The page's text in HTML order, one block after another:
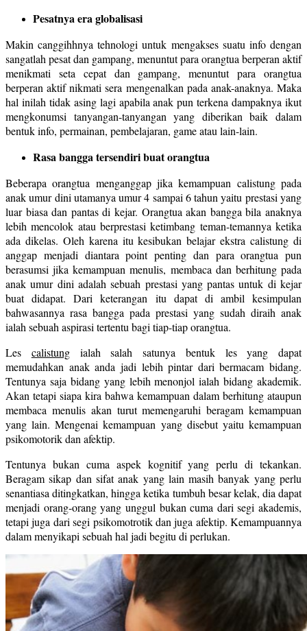
Pesatnya era globalisasi
Makin canggihhnya tehnologi untuk mengakses suatu info dengan
sangatlah pesat dan gampang, menuntut para orangtua berperan aktif
menikmati seta cepat dan gampang, menuntut para orangtua
berperan aktif nikmati sera mengenalkan pada anak-anaknya. Maka
hal inilah tidak asing lagi apabila anak pun terkena dampaknya ikut
mengkonumsi tanyangan-tanyangan yang diberikan baik dalam
bentuk info, permainan, pembelajaran, game atau lain-lain.
Rasa bangga tersendiri buat orangtua
Beberapa orangtua menganggap jika kemampuan calistung pada
anak umur dini utamanya umur 4 sampai 6 tahun yaitu prestasi yang
luar biasa dan pantas di kejar. Orangtua akan bangga bila anaknya
lebih mencolok atau berprestasi ketimbang teman-temannya ketika
ada dikelas. Oleh karena itu kesibukan belajar ekstra calistung di
anggap menjadi diantara point penting dan para orangtua pun
berasumsi jika kemampuan menulis, membaca dan berhitung pada
anak umur dini adalah sebuah prestasi yang pantas untuk di kejar
buat didapat. Dari keterangan itu dapat di ambil kesimpulan
bahwasannya rasa bangga pada prestasi yang sudah diraih anak
ialah sebuah aspirasi tertentu bagi tiap-tiap orangtua.
Les calistungialah salah satunya bentuk les yang dapat
memudahkan anak anda jadi lebih pintar dari bermacam bidang.
Tentunya saja bidang yang lebih menonjol ialah bidang akademik.
Akan tetapi siapa kira bahwa kemampuan dalam berhitung ataupun
membaca menulis akan turut memengaruhi beragam kemampuan
yang lain. Mengenai kemampuan yang disebut yaitu kemampuan
psikomotorik dan afektip.
Tentunya bukan cuma aspek kognitif yang perlu di tekankan.
Beragam sikap dan sifat anak yang lain masih banyak yang perlu
senantiasa ditingkatkan, hingga ketika tumbuh besar kelak, dia dapat
menjadi orang-orang yang unggul bukan cuma dari segi akademis,
tetapi juga dari segi psikomotrotik dan juga afektip. Kemampuannya
dalam menyikapi sebuah hal jadi begitu di perlukan.